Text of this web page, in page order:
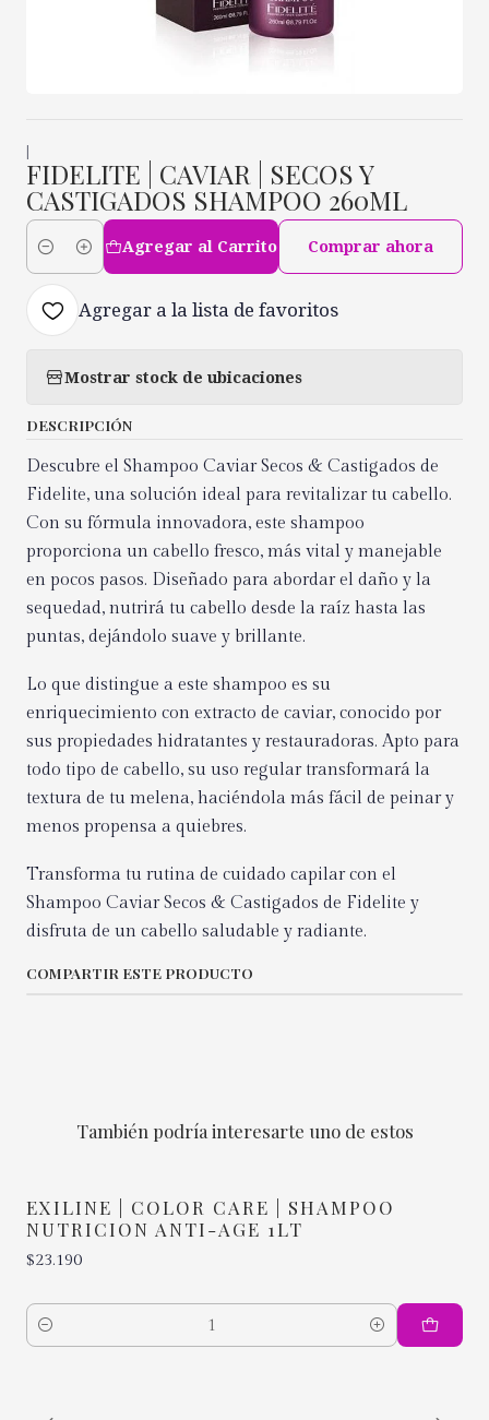
FIDELITE | CAVIAR | SECOS Y
CASTIGADOS SHAMPOO 260ML
Cantidad
Agregar al Carrito Comprar ahora
Agregar a la lista de favoritos
Mostrar stock de ubicaciones
DESCRIPCIÓN
Descubre el Shampoo Caviar Secos & Castigados de
Fidelite, una solución ideal para revitalizar tu cabello.
Con su fórmula innovadora, este shampoo
proporciona un cabello fresco, más vital y manejable
en pocos pasos. Diseñado para abordar el daño y la
sequedad, nutrirá tu cabello desde la raíz hasta las
puntas, dejándolo suave y brillante.
Lo que distingue a este shampoo es su
enriquecimiento con extracto de caviar, conocido por
sus propiedades hidratantes y restauradoras. Apto para
todo tipo de cabello, su uso regular transformará la
textura de tu melena, haciéndola más fácil de peinar y
menos propensa a quiebres.
Transforma tu rutina de cuidado capilar con el
Shampoo Caviar Secos & Castigados de Fidelite y
disfruta de un cabello saludable y radiante.
COMPARTIR ESTE PRODUCTO
También podría interesarte uno de estos
EXILINE | COLOR CARE | SHAMPOO
NUTRICION ANTI-AGE 1LT
$23.190
Cantidad